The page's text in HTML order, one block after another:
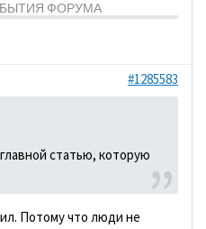
ФОРУМА
#1285583
статью, которую
Потому что люди не